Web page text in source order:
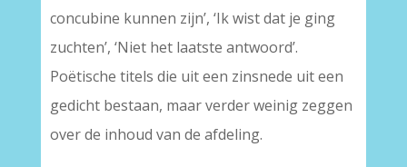
concubine kunnen zijn’, ‘Ik wist dat je ging
zuchten’, ‘Niet het laatste antwoord’.
Poëtische titels die uit een zinsnede uit een
gedicht bestaan, maar verder weinig zeggen
over de inhoud van de afdeling.